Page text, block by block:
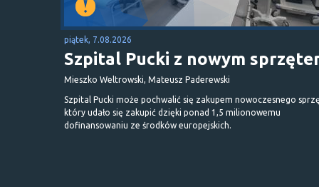
piątek, 7.08.2026
Szpital Pucki z nowym
Mieszko Weltrowski, Mateusz Paderewski
Szpital Pucki może pochwalić się zakupem nowoczesnego
który udało się zakupić dzięki ponad 1,5 milionowemu
dofinansowaniu ze środków europejskich.